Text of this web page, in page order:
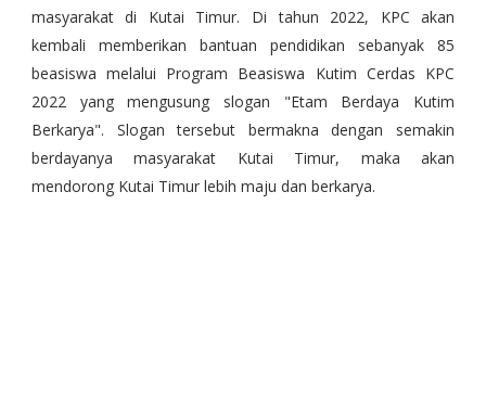
masyarakat di Kutai Timur. Di tahun 2022, KPC akan
kembali memberikan bantuan pendidikan sebanyak 85
beasiswa melalui Program Beasiswa Kutim Cerdas KPC
2022 yang mengusung slogan "Etam Berdaya Kutim
Berkarya". Slogan tersebut bermakna dengan semakin
berdayanya masyarakat Kutai Timur, maka akan
mendorong Kutai Timur lebih maju dan berkarya.